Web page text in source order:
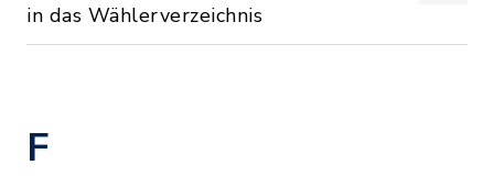
in das Wählerverzeichnis
F